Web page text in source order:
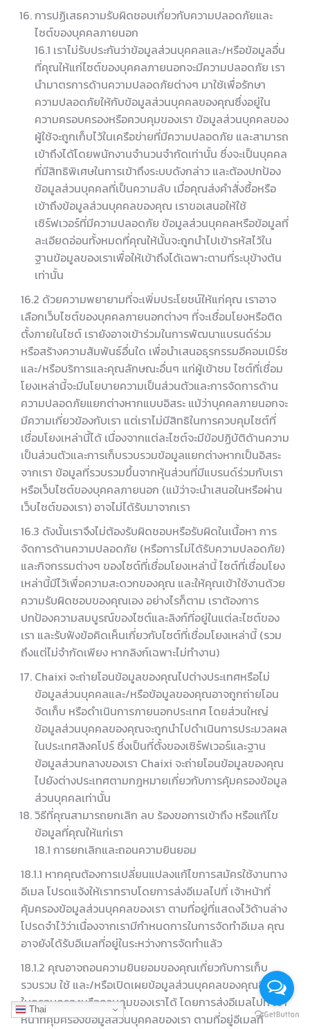
การปฏิเสธความรับผิดชอบเกี่ยวกับความปลอดภัยและ
ไซต์ของบุคคลภายนอก
16.1 เราไม่รับประกันว่าข้อมูลส่วนบุคคลและ/หรือข้อมูลอื่น
ที่คุณให้แก่ไซต์ของบุคคลภายนอกจะมีความปลอดภัย เรา
นำมาตรการด้านความปลอดภัยต่างๆ มาใช้เพื่อรักษา
ความปลอดภัยให้กับข้อมูลส่วนบุคคลของคุณซึ่งอยู่ใน
ความครอบครองหรือควบคุมของเรา ข้อมูลส่วนบุคคลของ
ผู้ใช้จะถูกเก็บไว้ในเครือข่ายที่มีความปลอดภัย และสามารถ
เข้าถึงได้โดยพนักงานจำนวนจำกัดเท่านั้น ซึ่งจะเป็นบุคคล
ที่มีสิทธิพิเศษในการเข้าถึงระบบดังกล่าว และต้องปกป้อง
ข้อมูลส่วนบุคคลที่เป็นความลับ เมื่อคุณส่งคำสั่งซื้อหรือ
เข้าถึงข้อมูลส่วนบุคคลของคุณ เราขอเสนอให้ใช้
เซิร์ฟเวอร์ที่มีความปลอดภัย ข้อมูลส่วนบุคคลหรือข้อมูลที่
ละเอียดอ่อนทั้งหมดที่คุณให้นั้นจะถูกนำไปเข้ารหัสไว้ใน
ฐานข้อมูลของเราเพื่อให้เข้าถึงได้เฉพาะตามที่ระบุข้างต้น
เท่านั้น
16.2 ด้วยความพยายามที่จะเพิ่มประโยชน์ให้แก่คุณ เราอาจ
เลือกเว็บไซต์ของบุคคลภายนอกต่างๆ ที่จะเชื่อมโยงหรือติด
ตั้งภายในไซต์ เรายังอาจเข้าร่วมในการพัฒนาแบรนด์ร่วม
หรือสร้างความสัมพันธ์อื่นใด เพื่อนำเสนอธุรกรรมอีคอมเมิร์ซ
และ/หรือบริการและคุณลักษณะอื่นๆ แก่ผู้เข้าชม ไซต์ที่เชื่อม
โยงเหล่านี้จะมีนโยบายความเป็นส่วนตัวและการจัดการด้าน
ความปลอดภัยแยกต่างหากแบบอิสระ แม้ว่าบุคคลภายนอกจะ
มีความเกี่ยวข้องกับเรา แต่เราไม่มีสิทธิในการควบคุมไซต์ที่
เชื่อมโยงเหล่านี้ได้ เนื่องจากแต่ละไซต์จะมีข้อปฏิบัติด้านความ
เป็นส่วนตัวและการเก็บรวบรวมข้อมูลแยกต่างหากเป็นอิสระ
จากเรา ข้อมูลที่รวบรวมขึ้นจากหุ้นส่วนที่มีแบรนด์ร่วมกับเรา
หรือเว็บไซต์ของบุคคลภายนอก (แม้ว่าจะนำเสนอในหรือผ่าน
เว็บไซต์ของเรา) อาจไม่ได้รับมาจากเรา
16.3 ดังนั้นเราจึงไม่ต้องรับผิดชอบหรือรับผิดในเนื้อหา การ
จัดการด้านความปลอดภัย (หรือการไม่ได้รับความปลอดภัย)
และกิจกรรมต่างๆ ของไซต์ที่เชื่อมโยงเหล่านี้ ไซต์ที่เชื่อมโยง
เหล่านี้มีไว้เพื่อความสะดวกของคุณ และให้คุณเข้าใช้งานด้วย
ความรับผิดชอบของคุณเอง อย่างไรก็ตาม เราต้องการ
ปกป้องความสมบูรณ์ของไซต์และลิงก์ที่อยู่ในแต่ละไซต์ของ
เรา และรับฟังข้อคิดเห็นเกี่ยวกับไซต์ที่เชื่อมโยงเหล่านี้ (รวม
ถึงแต่ไม่จำกัดเพียง หากลิงก์เฉพาะไม่ทำงาน)
Chaixi จะถ่ายโอนข้อมูลของคุณไปต่างประเทศหรือไม่
ข้อมูลส่วนบุคคลและ/หรือข้อมูลของคุณอาจถูกถ่ายโอน
จัดเก็บ หรือดำเนินการภายนอกประเทศ โดยส่วนใหญ่
ข้อมูลส่วนบุคคลของคุณจะถูกนำไปดำเนินการประมวลผล
ในประเทศสิงคโปร์ ซึ่งเป็นที่ตั้งของเซิร์ฟเวอร์และฐาน
ข้อมูลส่วนกลางของเรา Chaixi จะถ่ายโอนข้อมูลของคุณ
ไปยังต่างประเทศตามกฎหมายเกี่ยวกับการคุ้มครองข้อมูล
ส่วนบุคคลเท่านั้น
วิธีที่คุณสามารถยกเลิก ลบ ร้องขอการเข้าถึง หรือแก้ไข
ข้อมูลที่คุณให้แก่เรา
18.1 การยกเลิกและถอนความยินยอม
18.1.1 หากคุณต้องการเปลี่ยนแปลงแก้ไขการสมัครใช้งานทาง
อีเมล โปรดแจ้งให้เราทราบโดยการส่งอีเมลไปที่ เจ้าหน้าที่
คุ้มครองข้อมูลส่วนบุคคลของเรา ตามที่อยู่ที่แสดงไว้ด้านล่าง
โปรดจำไว้ว่าเนื่องจากเรามีกำหนดการในการจัดทำอีเมล คุณ
อาจยังได้รับอีเมลที่อยู่ในระหว่างการจัดทำแล้ว
18.1.2 คุณอาจถอนความยินยอมของคุณเกี่ยวกับการเก็บ
รวบรวม ใช้ และ/หรือเปิดเผยข้อมูลส่วนบุคคลของคุณซึ่งอยู่
ในครอบครองหรือควบคุมของเราได้ โดยการส่งอีเมลไปที่ เจ้า
หน้าที่คุ้มครองข้อมูลส่วนบุคคลของเรา ตามที่อยู่อีเมลที่
Thai